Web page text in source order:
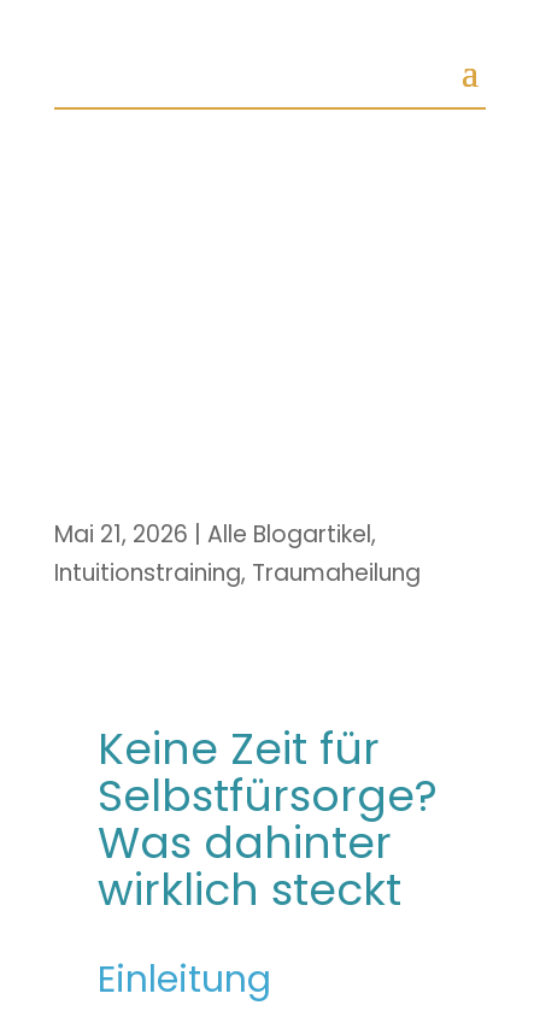
Mai 21, 2026 Alle Blogartikel,
Intuitionstraining, Traumaheilung
Keine Zeit für
Selbstfürsorge?
Was dahinter
wirklich steckt
Einleitung